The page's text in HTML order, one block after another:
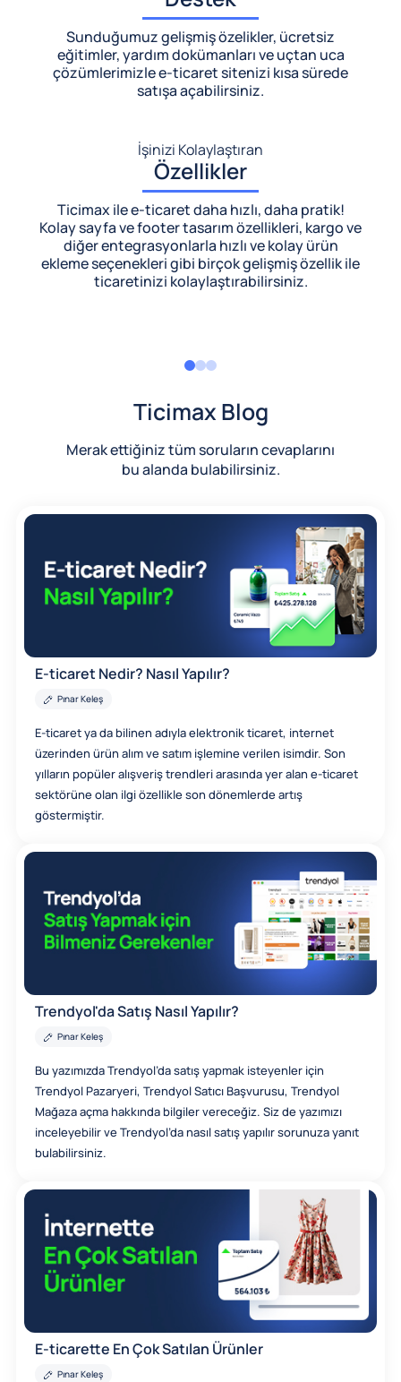
Sunduğumuz gelişmiş özelikler, ücretsiz
eğitimler, yardım dokümanları ve uçtan uca
çözümlerimizlee-ticaret sitenizi kısa sürede
satışa açabilirsiniz.
İşinizi Kolaylaştıran
Özellikler
Ticimax ile e-ticaret daha hızlı, daha pratik!
Kolay sayfa ve footer tasarım özellikleri, kargo ve
diğer entegrasyonlarla hızlı ve kolay ürün
ekleme seçenekleri gibi birçok gelişmiş özellik ile
ticaretinizi kolaylaştırabilirsiniz.
Ticimax Blog
Merak ettiğiniz tüm soruların cevaplarını
bu alanda bulabilirsiniz.
E-ticaret Nedir? Nasıl Yapılır?
Pınar Keleş
E-ticaret ya da bilinen adıyla elektronik ticaret, internet
üzerinden ürün alım ve satım işlemine verilen isimdir. Son
yılların popüler alışveriş trendleri arasında yer alan e-ticaret
sektörüne olan ilgi özellikle son dönemlerde artış
göstermiştir.
Trendyol'da Satış Nasıl Yapılır?
Pınar Keleş
Bu yazımızda Trendyol’da satış yapmak isteyenler için
Trendyol Pazaryeri, Trendyol Satıcı Başvurusu, Trendyol
Mağaza açma hakkında bilgiler vereceğiz. Siz de yazımızı
inceleyebilir ve Trendyol’da nasıl satış yapılır sorunuza yanıt
bulabilirsiniz.
E-ticarette En Çok Satılan Ürünler
Pınar Keleş